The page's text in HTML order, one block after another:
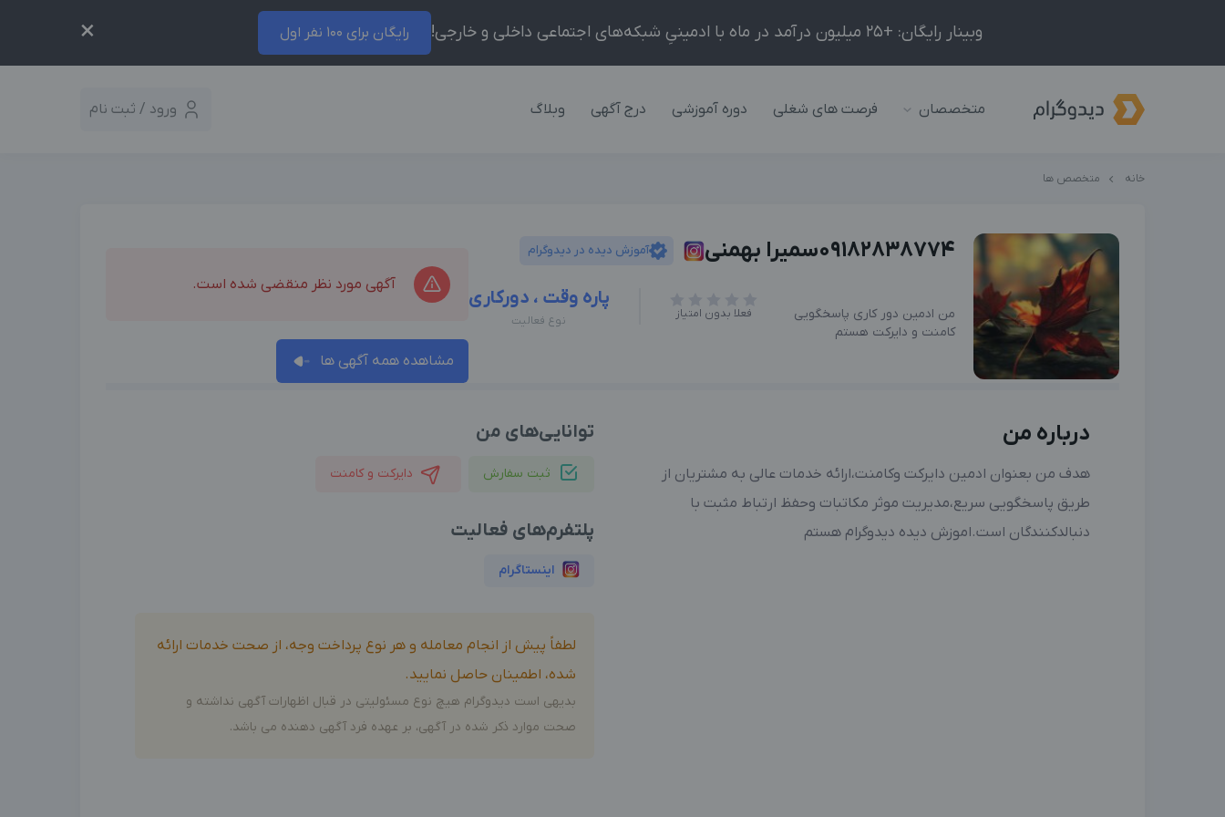
وبینار رایگان: +25 میلیون درآمد در ماه با ادمینیِ شبکه‌های اجتماعی داخلی و خارجی! رایگان برای 100 نفر اول ×
متخصصان فرصت های شغلی دوره آموزشی درج آگهی وبلاگ ورود / ثبت نام
خانه متخصص ها
09182838774سمیرا بهمنی آموزش دیده در دیدوگرام
من ادمین دور کاری پاسخگویی
کامنت و دایرکت هستم
فعلا بدون امتیاز
پاره وقت ، دورکاری
نوع فعالیت
آگهی مورد نظر منقضی شده است.
مشاهده همه آگهی ها
درباره من
هدف من بعنوان ادمین دایرکت وکامنت،ارائه خدمات عالی به مشتریان از
طریق پاسخگویی سریع،مدیریت موثر مکاتبات وحفظ ارتباط مثبت با
دنبالدکنندگان است.اموزش دیده دیدوگرام هستم
توانایی‌های من
ثبت سفارش دایرکت و کامنت
پلتفرم‌های فعالیت
اینستاگرام
لطفاً پیش از انجام معامله و هر نوع پرداخت وجه، از صحت خدمات ارائه
شده، اطمینان حاصل نمایید.
بدیهی است دیدوگرام هیچ نوع مسئولیتی در قبال اظهارات آگهی نداشته و
صحت موارد ذکر شده در آگهی، بر عهده فرد آگهی دهنده می باشد.